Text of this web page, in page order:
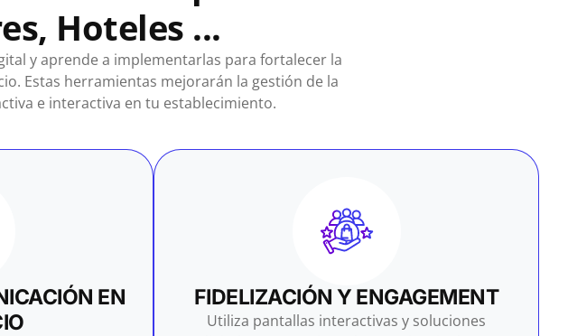
Hoteles ...
y aprende a implementarlas para fortalecer la
Estas herramientas mejorarán la gestión de la
e interactiva en tu establecimiento.
EN
FIDELIZACIÓN Y ENGAGEMENT
Utiliza pantallas interactivas y soluciones